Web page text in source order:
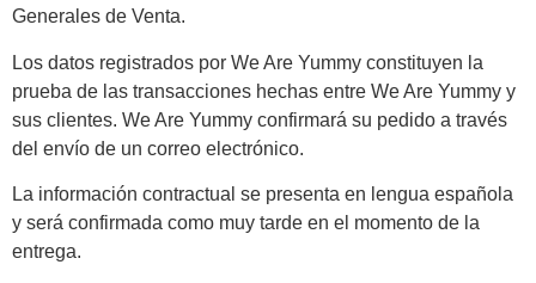
Generales de Venta.
Los datos registrados por We Are Yummy constituyen la
prueba de las transacciones hechas entre We Are Yummy y
sus clientes. We Are Yummy confirmará su pedido a través
del envío de un correo electrónico.
La información contractual se presenta en lengua española
y será confirmada como muy tarde en el momento de la
entrega.